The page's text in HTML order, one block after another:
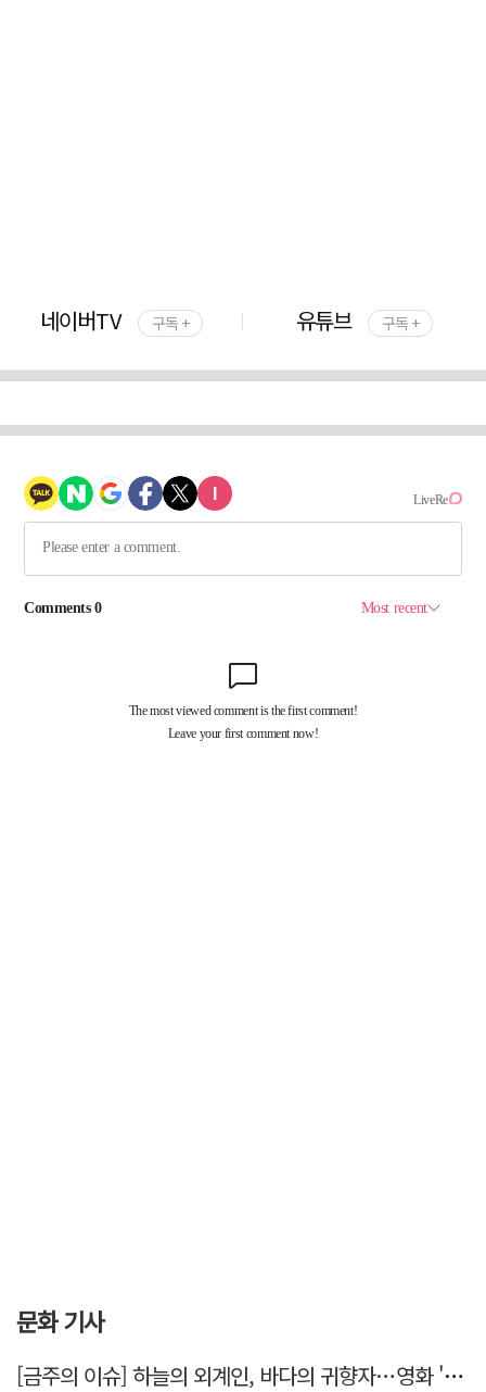
네이버TV 구독 + 유튜브 구독 +
문화 기사
[금주의 이슈] 하늘의 외계인, 바다의 귀향자…영화 '호프'와 '오디세이'